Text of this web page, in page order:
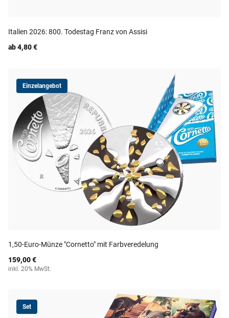
Italien 2026: 800. Todestag Franz von Assisi
ab 4,80 €
Einzelangebot
1,50-Euro-Münze "Cornetto" mit Farbveredelung
159,00 €
inkl. 20% MwSt.
Set